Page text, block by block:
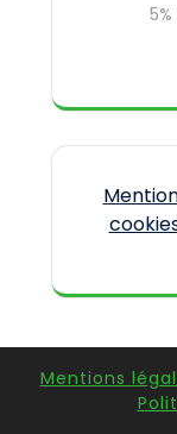
Mentions